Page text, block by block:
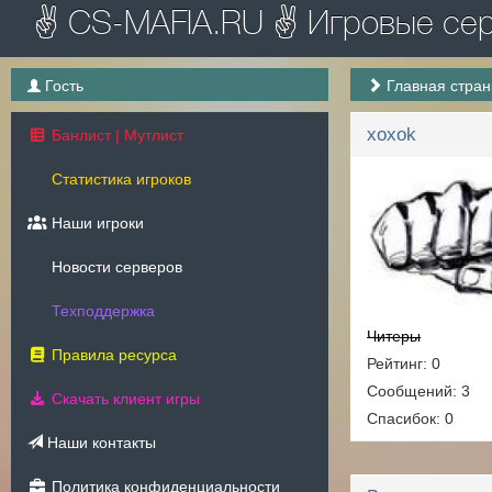
✌ CS-MAFIA.RU ✌ Игровые
Гость
Банлист | Мутлист
Статистика игроков
Наши игроки
Новости серверов
Техподдержка
Правила ресурса
Скачать клиент игры
Наши контакты
Политика конфиденциальности
Главная
xoxok
Читеры
Рейтинг: 0
Сообщений: 3
Спасибок: 0